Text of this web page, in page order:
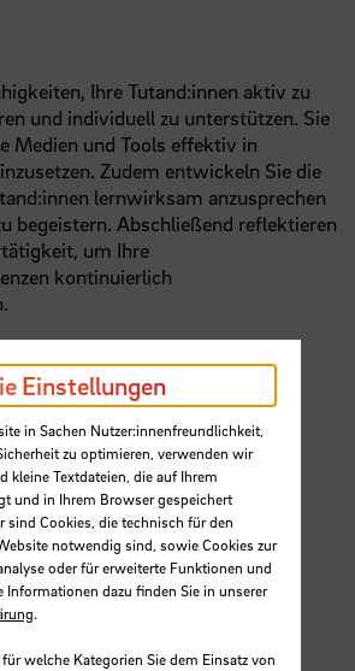
Ihre Tutand:innen aktiv zu
und individuell zu unterstützen. Sie
Medien und Tools effektiv in
Zudem entwickeln Sie die
lernwirksam anzusprechen
begeistern. Abschließend reflektieren
um Ihre
kontinuierlich
2025 von 9:00 - 15:00 Uhr
Einstellungen
in Sachen Nutzer:innenfreundlichkeit,
zu optimieren, verwenden wir
kleine Textdateien, die auf Ihrem
und in Ihrem Browser gespeichert
sind Cookies, die technisch für den
notwendig sind, sowie Cookies zur
oder für erweiterte Funktionen und
Informationen dazu finden Sie in unserer
.
welche Kategorien Sie dem Einsatz von